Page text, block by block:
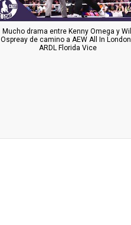
Mucho drama entre Kenny Omega y Will
Ospreay de camino a AEW All In London |
ARDL Florida Vice